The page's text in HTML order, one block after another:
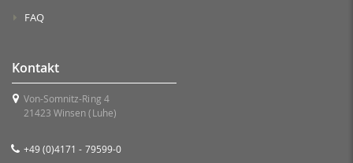
FAQ
Kontakt
Von-Somnitz-Ring 4
21423 Winsen (Luhe)
+49 (0)4171 - 79599-0